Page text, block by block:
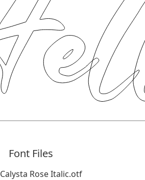
Font Files
Calysta Rose Italic.otf